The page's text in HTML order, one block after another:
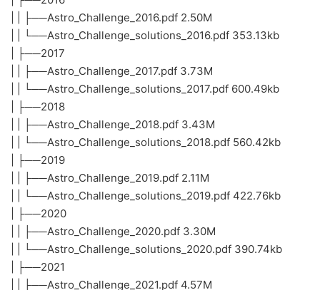
五、資源目錄明細
——/BAAO英國天文學和天體物理奧林匹克競賽初賽複賽曆年
真題+答案解析資料合集 PDF電子版 百度雲網盤下載/